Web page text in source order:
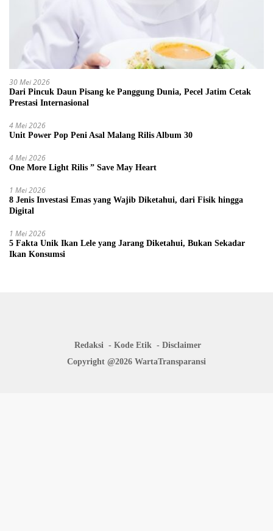
30 Mei 2026
Dari Pincuk Daun Pisang ke Panggung Dunia, Pecel Jatim Cetak
Prestasi Internasional
4 Mei 2026
Unit Power Pop Peni Asal Malang Rilis Album 30
4 Mei 2026
One More Light Rilis ” Save May Heart
1 Mei 2026
8 Jenis Investasi Emas yang Wajib Diketahui, dari Fisik hingga
Digital
1 Mei 2026
5 Fakta Unik Ikan Lele yang Jarang Diketahui, Bukan Sekadar
Ikan Konsumsi
Redaksi Kode Etik
Disclaimer
Copyright @2026 WartaTransparansi